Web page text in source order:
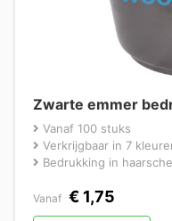
Zwarte emmer
Vanaf 100 stuks
Verkrijgbaar in 7
Bedrukking in
Vanaf € 1,75